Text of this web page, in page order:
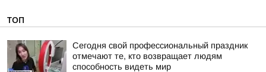
ТОП
Сегодня свой профессиональный праздник
отмечают те, кто возвращает людям
способность видеть мир